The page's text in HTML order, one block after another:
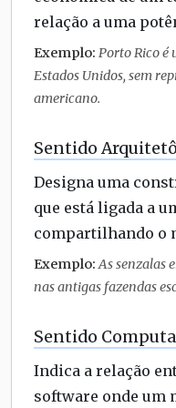
relação a uma
Exemplo: Porto Rico é
Estados Unidos, sem
americano.
Sentido
Designa uma
que está ligada a
compartilhando o
Exemplo:As senzalas
nas antigas fazendas
Sentido
Indica a relação
software onde um